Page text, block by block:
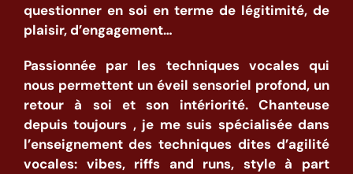
questionner en soi en terme de légitimité, de
plaisir, d’engagement…
Passionnée par les techniques vocales qui
nous permettent un éveil sensoriel profond, un
retour à soi et son intériorité.Chanteuse
depuis toujours , je me suis spécialisée dans
l’enseignement des techniques dites d’agilité
vocales: vibes, riffs and runs, style à part